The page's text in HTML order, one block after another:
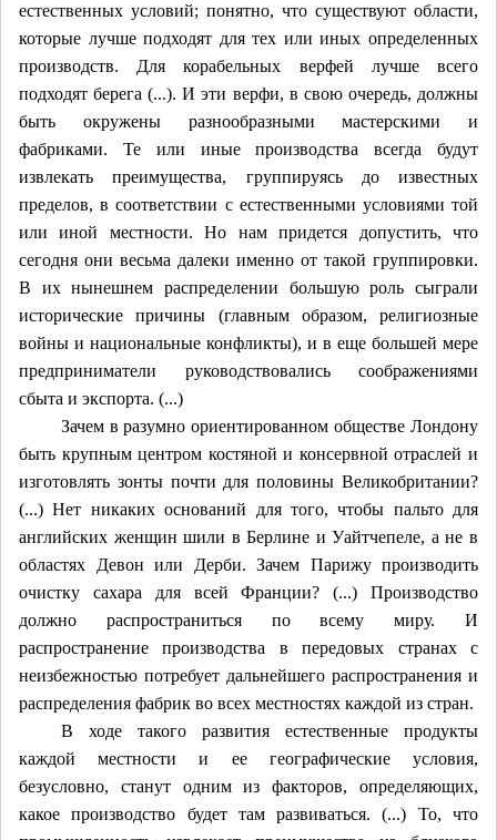
естественных условий; понятно, что существуют области,
которые лучше подходят для тех или иных определенных
производств. Для корабельных верфей лучше всего
подходят берега (...). И эти верфи, в свою очередь, должны
быть окружены разнообразными мастерскими и
фабриками. Те или иные производства всегда будут
извлекать преимущества, группируясь до известных
пределов, в соответствии с естественными условиями той
или иной местности. Но нам придется допустить, что
сегодня они весьма далеки именно от такой группировки.
В их нынешнем распределении большую роль сыграли
исторические причины (главным образом, религиозные
войны и национальные конфликты), и в еще большей мере
предприниматели руководствовались соображениями
сбыта и экспорта. (...)
Зачем в разумно ориентированном обществе Лондону
быть крупным центром костяной и консервной отраслей и
изготовлять зонты почти для половины Великобритании?
(...) Нет никаких оснований для того, чтобы пальто для
английских женщин шили в Берлине и Уайтчепеле, а не в
областях Девон или Дерби. Зачем Парижу производить
очистку сахара для всей Франции? (...) Производство
должно распространиться по всему миру. И
распространение производства в передовых странах с
неизбежностью потребует дальнейшего распространения и
распределения фабрик во всех местностях каждой из стран.
В ходе такого развития естественные продукты
каждой местности и ее географические условия,
безусловно, станут однимиз факторов, определяющих,
какое производство будет там развиваться. (...) То, что